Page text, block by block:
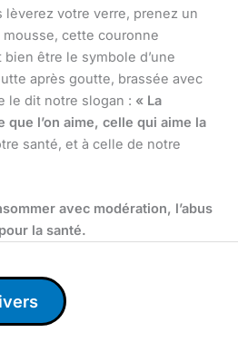
votre verre, prenez un
cette couronne
être le symbole d’une
après goutte, brassée avec
le dit notre slogan : « La
l’on aime, celle qui aime la
santé, et à celle de notre
avec modération, l’abus
la santé.